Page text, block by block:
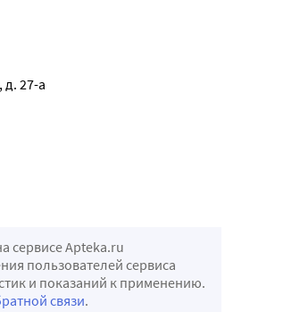
сервисе Apteka.ru
пользователей сервиса
и показаний к применению.
связи.